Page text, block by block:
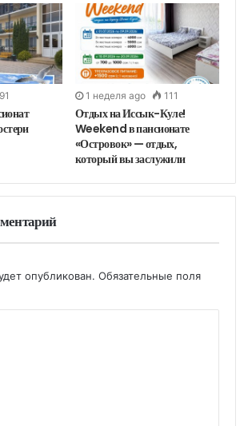
91 1 неделя ago 111
Отдых на Иссык-Куле!
Weekend в пансионате
«Островок» — отдых,
который вы заслужили
опубликован. Обязательные поля